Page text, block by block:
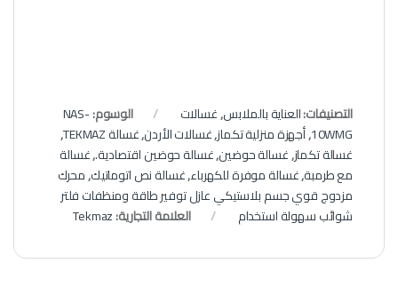
التصنيفات:العناية بالملابس,غسالات الوسوم:NAS-
10WMG
,أجهزة منزلية تكماز,غسالات الأردن,غسالة TEKMAZ
,
غسالة تكماز,غسالة حوضين,غسالة حوضين اقتصادية.,غسالة
مع طرمبة,غسالة موفرة للكهرباء,غسالة نص اتوماتيك,محرك
مزدوج قوي جسم بلاستيكي عازل توفير طاقة ومنظفات فلتر
شوائب سهولة استخدام
العلامة التجارية:Tekmaz